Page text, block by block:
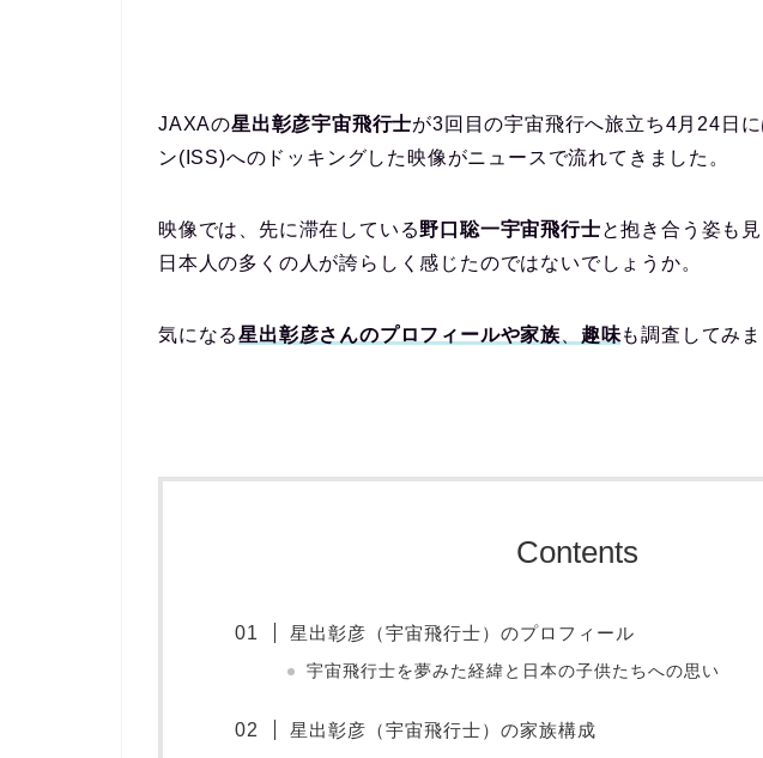
JAXAの星出彰彦宇宙飛行士が3回目の宇宙飛行へ旅立ち4月24日
ン(ISS)へのドッキングした映像がニュースで流れてきました。
映像では、先に滞在している野口聡一宇宙飛行士と抱き合う姿も
日本人の多くの人が誇らしく感じたのではないでしょうか。
気になる星出彰彦さんのプロフィールや家族 趣味も調査してみま
Contents
星出彰彦（宇宙飛行士）のプロフィール
宇宙飛行士を夢みた経緯と日本の子供たちへの思い
星出彰彦（宇宙飛行士）の家族構成